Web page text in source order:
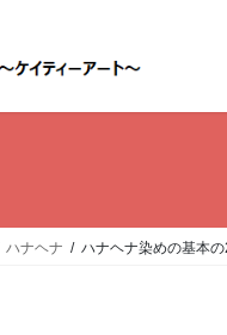
ハナヘナ ハナヘナ染めの基本